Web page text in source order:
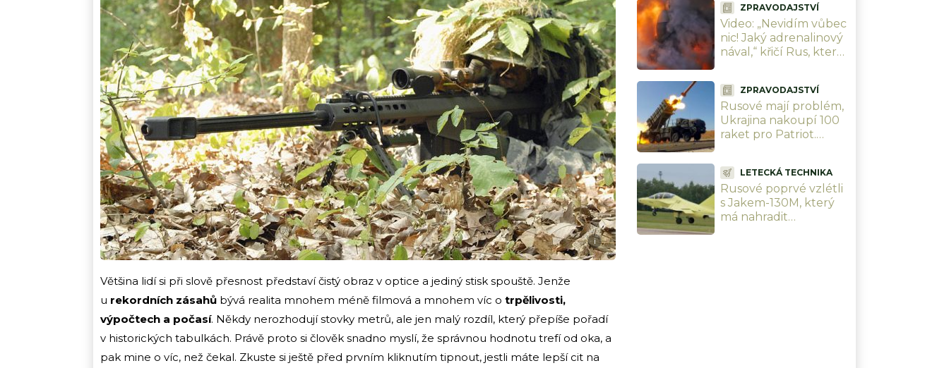
i
Většina lidí si při slově přesnost představí čistý obraz v optice a jediný stisk spouště. Jenže
u rekordních zásahů bývá realita mnohem méně filmová a mnohem víc o trpělivosti,
výpočtech a počasí. Někdy nerozhodují stovky metrů, ale jen malý rozdíl, který přepíše pořadí
v historických tabulkách. Právě proto si člověk snadno myslí, že správnou hodnotu trefí od oka, a
pak mine o víc, než čekal. Zkuste si ještě před prvním kliknutím tipnout, jestli máte lepší cit na
shazovali je na
obydlené čtvrti
ZPRAVODAJSTVÍ
Video: „Nevidím vůbec
nic! Jaký adrenalinový
nával,“ křičí Rus, který
cestou na Krym
ZPRAVODAJSTVÍ
Rusové mají problém,
Ukrajina nakoupí 100
raket pro Patriot.
LETECKÁ TECHNIKA
Rusové poprvé vzlétli
s Jakem-130M, který
má nahradit